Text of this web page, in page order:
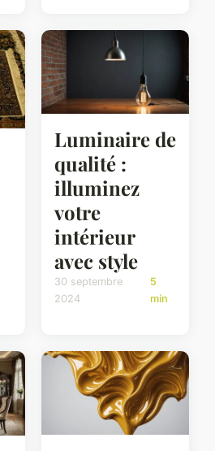
Luminaire de
qualité :
illuminez
votre
intérieur
avec style
30 septembre
2024
5
min